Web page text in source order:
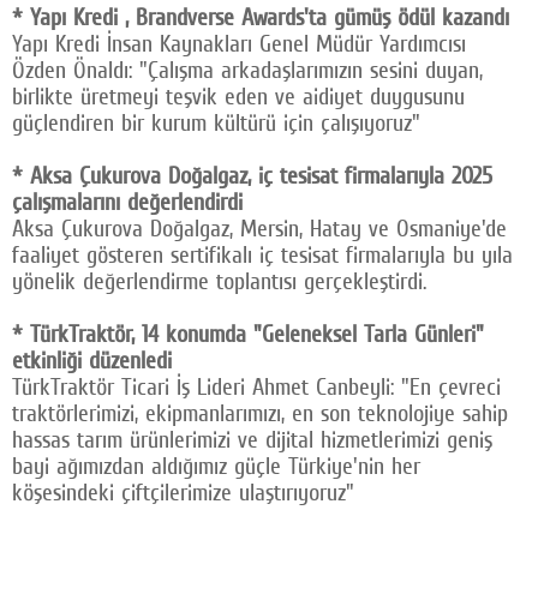
* Yapı Kredi , Brandverse Awards'ta gümüş ödül kazandı
Yapı Kredi İnsan Kaynakları Genel Müdür Yardımcısı
Özden Önaldı: "Çalışma arkadaşlarımızın sesini duyan,
birlikte üretmeyi teşvik eden ve aidiyet duygusunu
güçlendiren bir kurum kültürü için çalışıyoruz"
* Aksa Çukurova Doğalgaz, iç tesisat firmalarıyla 2025
çalışmalarını değerlendirdi
Aksa Çukurova Doğalgaz, Mersin, Hatay ve Osmaniye'de
faaliyet gösteren sertifikalı iç tesisat firmalarıyla bu yıla
yönelik değerlendirme toplantısı gerçekleştirdi.
* TürkTraktör, 14 konumda "Geleneksel Tarla Günleri"
etkinliği düzenledi
TürkTraktör Ticari İş Lideri Ahmet Canbeyli: "En çevreci
traktörlerimizi, ekipmanlarımızı, en son teknolojiye sahip
hassas tarım ürünlerimizi ve dijital hizmetlerimizi geniş
bayi ağımızdan aldığımız güçle Türkiye'nin her
köşesindeki çiftçilerimize ulaştırıyoruz"